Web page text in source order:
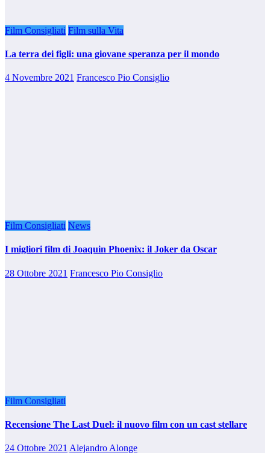
Film Consigliati Film sulla Vita
La terra dei figli: una giovane speranza per il mondo
4 Novembre 2021 Francesco Pio Consiglio
Film Consigliati News
I migliori film di Joaquin Phoenix: il Joker da Oscar
28 Ottobre 2021 Francesco Pio Consiglio
Film Consigliati
Recensione The Last Duel: il nuovo film con un cast stellare
24 Ottobre 2021 Alejandro Alonge